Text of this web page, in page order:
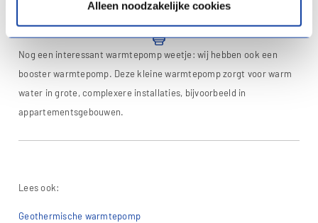
Alleen noodzakelijke cookies
Nog een interessant warmtepomp weetje: wij hebben ook een
booster warmtepomp. Deze kleine warmtepomp zorgt voor warm
water in grote, complexere installaties, bijvoorbeeld in
appartementsgebouwen.
Lees ook:
Geothermische warmtepomp